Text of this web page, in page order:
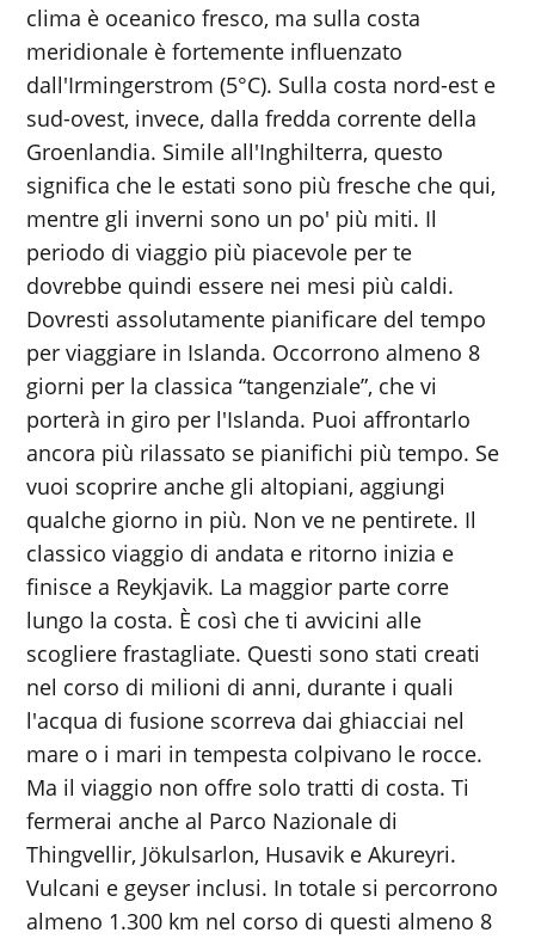
clima è oceanico fresco, ma sulla costa
meridionale è fortemente influenzato
dall'Irmingerstrom (5°C). Sulla costa nord-est e
sud-ovest, invece, dalla fredda corrente della
Groenlandia. Simile all'Inghilterra, questo
significa che le estati sono più fresche che qui,
mentre gli inverni sono un po' più miti. Il
periodo di viaggio più piacevole per te
dovrebbe quindi essere nei mesi più caldi.
Dovresti assolutamente pianificare del tempo
per viaggiare in Islanda. Occorrono almeno 8
giorni per la classica “tangenziale”, che vi
porterà in giro per l'Islanda. Puoi affrontarlo
ancora più rilassato se pianifichi più tempo. Se
vuoi scoprire anche gli altopiani, aggiungi
qualche giorno in più. Non ve ne pentirete. Il
classico viaggio di andata e ritorno inizia e
finisce a Reykjavik. La maggior parte corre
lungo la costa. È così che ti avvicini alle
scogliere frastagliate. Questi sono stati creati
nel corso di milioni di anni, durante i quali
l'acqua di fusione scorreva dai ghiacciai nel
mare o i mari in tempesta colpivano le rocce.
Ma il viaggio non offre solo tratti di costa. Ti
fermerai anche al Parco Nazionale di
Thingvellir, Jökulsarlon, Husavik e Akureyri.
Vulcani e geyser inclusi. In totale si percorrono
almeno 1.300 km nel corso di questi almeno 8